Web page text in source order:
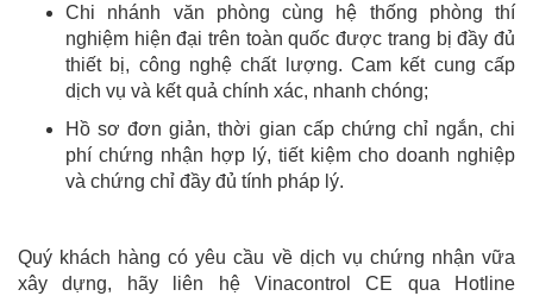
Chi nhánh văn phòng cùng hệ thống phòng thí
nghiệm hiện đại trên toàn quốc được trang bị đầy đủ
thiết bị, công nghệ chất lượng. Cam kết cung cấp
dịch vụ và kết quả chính xác, nhanh chóng;
Hồ sơ đơn giản, thời gian cấp chứng chỉ ngắn, chi
phí chứng nhận hợp lý, tiết kiệm cho doanh nghiệp
và chứng chỉ đầy đủ tính pháp lý.
Quý khách hàng có yêu cầu về dịch vụ chứng nhận vữa
xây dựng, hãy liên hệ Vinacontrol CE qua Hotline